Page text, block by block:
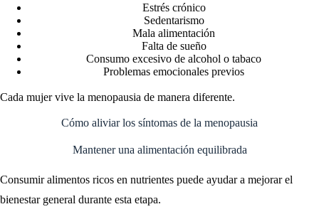
Estrés crónico
Sedentarismo
Mala alimentación
Falta de sueño
Consumo excesivo de alcohol o tabaco
Problemas emocionales previos
Cada mujer vive la menopausia de manera diferente.
Cómo aliviar los síntomas de la menopausia
Mantener una alimentación equilibrada
Consumir alimentos ricos en nutrientes puede ayudar a mejorar el
bienestar general durante esta etapa.